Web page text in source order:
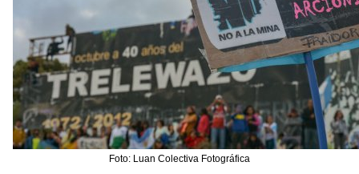
Foto: Luan Colectiva Fotográfica